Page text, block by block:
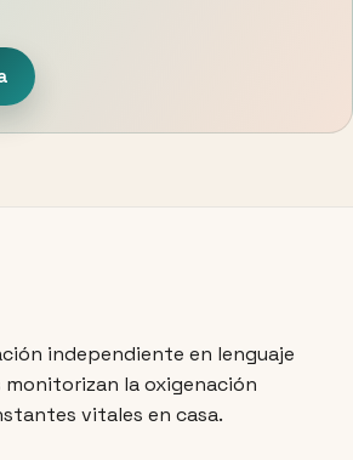
independiente en lenguaje
monitorizan la oxigenación
vitales en casa.